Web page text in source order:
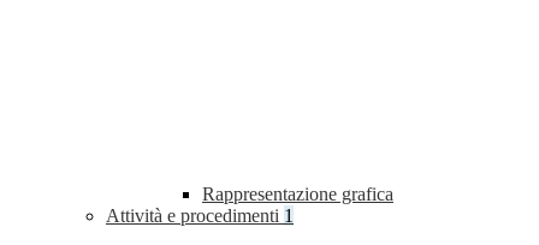
Rappresentazione grafica
Attività e procedimenti 1